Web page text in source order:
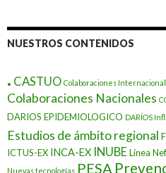
NUESTROS CONTENIDOS
. CASTUO Colaboraciones
Colaboraciones Nacionales
DARIOS EPIDEMIOLOGICO DARÍOS
Estudios de ámbito regional
ICTUS-EX INCA-EX INUBELínea
Nuevas tecnologías PESA